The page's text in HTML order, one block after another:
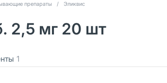
препараты / Эликвис
2,5 мг 20 шт
1